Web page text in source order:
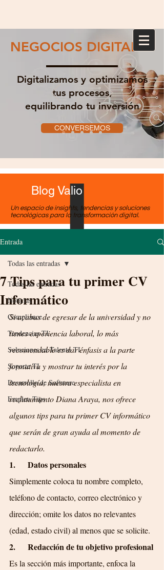
NEGOCIOS DIGITALES
Digitalizamos y optimizamos
tus procesos,
equilibrando tu inversión
CONVERSEMOS
Blog Valio
Un espacio de insights, tendencias y soluciones
tecnológicas para la transformación digital.
Entrada
Todas las entradas
Noticias
Compliance
Tendencias TI
Soluciones en Talento TI
Soporte TI
Desarrollo de Software
Empleo Tips
Todas las entradas
7 Tips para tu primer CV
Informático
Si acabas de egresar de la universidad y no
tienes experiencia laboral, lo más
recomendable es dar énfasis a la parte
formativa y mostrar tu interés por la
tecnología; nuestra especialista en
reclutamiento Diana Araya, nos ofrece
algunos tips para tu primer CV informático
que serán de gran ayuda al momento de
redactarlo.
1.      Datos personales
Simplemente coloca tu nombre completo,
teléfono de contacto, correo electrónico y
dirección; omite los datos no relevantes
(edad, estado civil) al menos que se solicite.
2.      Redacción de tu objetivo profesional
Es la sección más importante, enfoca la